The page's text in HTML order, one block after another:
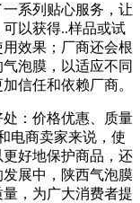
系列贴心服务，让
以获得..样品或试
效果；厂商还会根
泡膜，以适应不同
信任和依赖厂商。
：价格优惠、质量
电商卖家来说，使
好地保护商品，还
展中，陕西气泡膜
，为广大消费者提